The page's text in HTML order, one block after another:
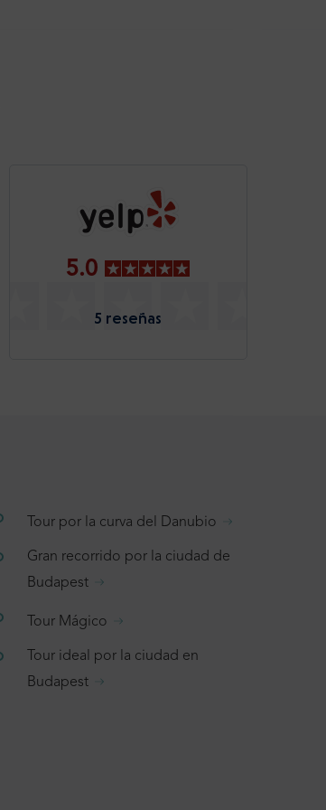
5.0
5 reseñas
Tour por la curva del Danubio
Gran recorrido por la ciudad de
Budapest
Tour Mágico
Tour ideal por la ciudad en
Budapest